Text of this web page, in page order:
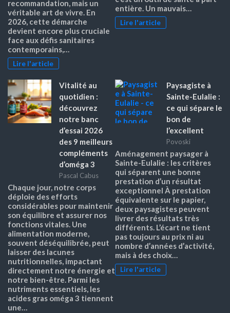
recommandation, mais un
véritable art de vivre. En
2026, cette démarche
devient encore plus cruciale
face aux défis sanitaires
contemporains,…
Lire l'article
entière. Un mauvais…
Lire l'article
Vitalité au
quotidien :
découvrez
notre banc
d’essai 2026
des 9 meilleurs
compléments
d’oméga 3
Pascal Cabus
Chaque jour, notre corps
déploie des efforts
considérables pour maintenir
son équilibre et assurer nos
fonctions vitales. Une
alimentation moderne,
souvent déséquilibrée, peut
laisser des lacunes
nutritionnelles, impactant
directement notre énergie et
notre bien-être. Parmi les
nutriments essentiels, les
acides gras oméga 3 tiennent
une…
Paysagiste à
Sainte-Eulalie :
ce qui sépare le
bon de
l’excellent
Povoski
Aménagement paysager à
Sainte-Eulalie : les critères
qui séparent une bonne
prestation d’un résultat
exceptionnel À prestation
équivalente sur le papier,
deux paysagistes peuvent
livrer des résultats très
différents. L’écart ne tient
pas toujours au prix ni au
nombre d’années d’activité,
mais à des choix…
Lire l'article